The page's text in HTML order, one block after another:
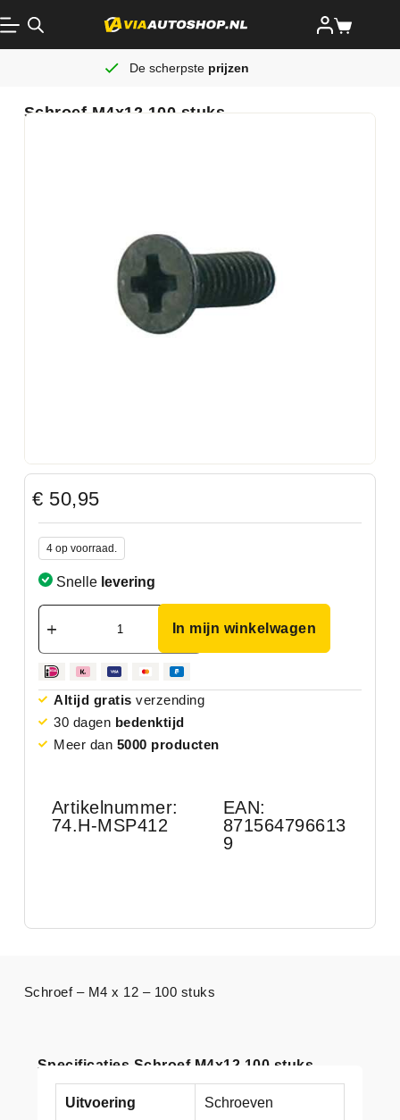
De scherpste prijzen
Schroef M4x12 100 stuks
€ 50,95
4 op voorraad.
Snelle levering
In mijn winkelwagen
Altijd gratis verzending
30 dagen bedenktijd
Meer dan 5000 producten
Artikelnummer:
74.H-MSP412
EAN:
871564796613
9
Specificaties Schroef M4x12 100 stuks
Uitvoering Schroeven
Schroef – M4 x 12 – 100 stuks